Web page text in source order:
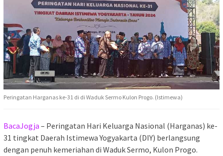
Peringatan Harganas ke-31 di di Waduk Sermo Kulon Progo. (Istimewa)
BacaJogja – Peringatan Hari Keluarga Nasional (Harganas) ke-
31 tingkat Daerah Istimewa Yogyakarta (DIY) berlangsung
dengan penuh kemeriahan di Waduk Sermo, Kulon Progo.